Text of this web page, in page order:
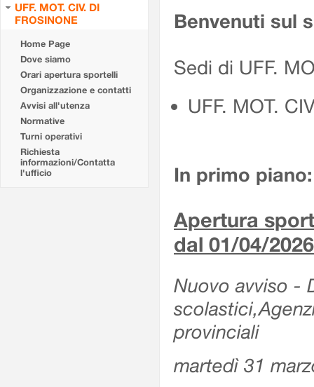
UFF. MOT. CIV. DI
FROSINONE
Home Page
Dove siamo
Orari apertura sportelli
Organizzazione e contatti
Avvisi all'utenza
Normative
Turni operativi
Richiesta
informazioni/Contatta
l'ufficio
Benvenuti sul
Sedi di UFF.
UFF. MOT.
In primo piano:
Apertura
dal 01/04/2026
Nuovo avviso -
provinciali
martedì 31